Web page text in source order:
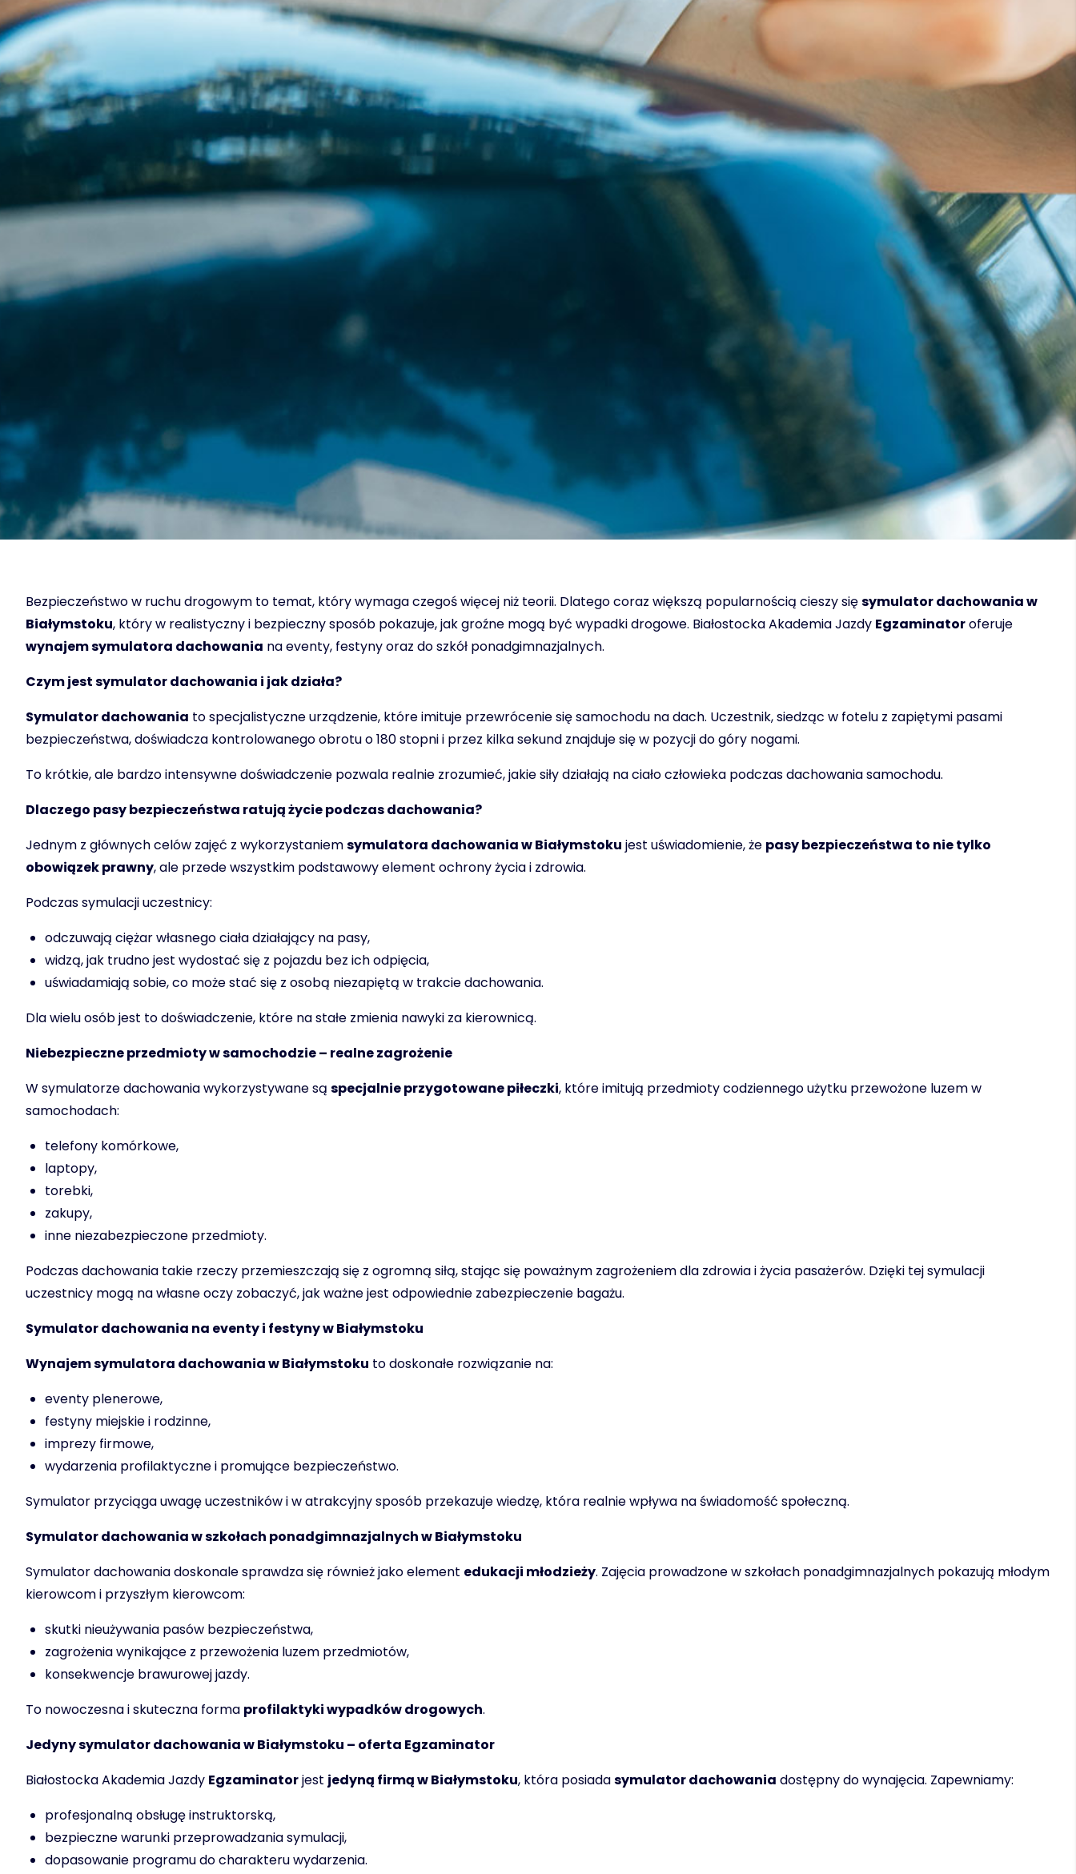
Bezpieczeństwo w ruchu drogowym to temat, który wymaga czegoś więcej niż teorii. Dlatego coraz większą popularnością cieszy sięsymulator dachowania w
Białymstoku, który w realistyczny i bezpieczny sposób pokazuje, jak groźne mogą być wypadki drogowe. Białostocka Akademia Jazdy Egzaminatoroferuje
wynajem symulatora dachowania na eventy, festyny oraz do szkół ponadgimnazjalnych.
Czym jest symulator dachowania i jak działa?
Symulator dachowania to specjalistyczne urządzenie, które imituje przewrócenie się samochodu na dach. Uczestnik, siedząc w fotelu z zapiętymi pasami
bezpieczeństwa, doświadcza kontrolowanego obrotu o 180 stopni i przez kilka sekund znajduje się w pozycji do góry nogami.
To krótkie, ale bardzo intensywne doświadczenie pozwala realnie zrozumieć, jakie siły działają na ciało człowieka podczas dachowania samochodu.
Dlaczego pasy bezpieczeństwa ratują życie podczas dachowania?
Jednym z głównych celów zajęć z wykorzystaniemsymulatora dachowania w Białymstoku jest uświadomienie, że pasy bezpieczeństwa to nie tylko
obowiązek prawny, ale przede wszystkim podstawowy element ochrony życia i zdrowia.
Podczas symulacji uczestnicy:
odczuwają ciężar własnego ciała działający na pasy,
widzą, jak trudno jest wydostać się z pojazdu bez ich odpięcia,
uświadamiają sobie, co może stać się z osobą niezapiętą w trakcie dachowania.
Dla wielu osób jest to doświadczenie, które na stałe zmienia nawyki za kierownicą.
Niebezpieczne przedmioty w samochodzie – realne zagrożenie
W symulatorze dachowania wykorzystywane są specjalnie przygotowane piłeczki, które imitują przedmioty codziennego użytku przewożone luzem w
samochodach:
telefony komórkowe,
laptopy,
torebki,
zakupy,
inne niezabezpieczone przedmioty.
Podczas dachowania takie rzeczy przemieszczają się z ogromną siłą, stając się poważnym zagrożeniem dla zdrowia i życia pasażerów. Dzięki tej symulacji
uczestnicy mogą na własne oczy zobaczyć, jak ważne jest odpowiednie zabezpieczenie bagażu.
Symulator dachowania na eventy i festyny w Białymstoku
Wynajem symulatora dachowania w Białymstoku to doskonałe rozwiązanie na:
eventy plenerowe,
festyny miejskie i rodzinne,
imprezy firmowe,
wydarzenia profilaktyczne i promujące bezpieczeństwo.
Symulator przyciąga uwagę uczestników i w atrakcyjny sposób przekazuje wiedzę, która realnie wpływa na świadomość społeczną.
Symulator dachowania w szkołach ponadgimnazjalnych w Białymstoku
Symulator dachowania doskonale sprawdza się również jako element edukacji młodzieży. Zajęcia prowadzone w szkołach ponadgimnazjalnych pokazują młodym
kierowcom i przyszłym kierowcom:
skutki nieużywania pasów bezpieczeństwa,
zagrożenia wynikające z przewożenia luzem przedmiotów,
konsekwencje brawurowej jazdy.
To nowoczesna i skuteczna forma profilaktyki wypadków drogowych.
Jedyny symulator dachowania w Białymstoku – oferta Egzaminator
Białostocka Akademia Jazdy Egzaminatorjest jedyną firmą w Białymstoku, która posiadasymulator dachowania dostępny do wynajęcia. Zapewniamy:
profesjonalną obsługę instruktorską,
bezpieczne warunki przeprowadzania symulacji,
dopasowanie programu do charakteru wydarzenia.